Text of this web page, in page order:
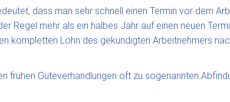
dass man sehr schnell einen Termin vor dem
Regel mehr als ein halbes Jahr auf einen neuen
kompletten Lohn des gekündigten Arbeitnehmers
frühen Güteverhandlungen oft zu sogenannten